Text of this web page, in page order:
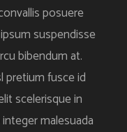
posuere
suspendisse
bibendum at.
pretium fusce id
scelerisque in
malesuada